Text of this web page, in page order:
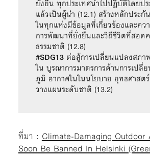
ยั่งยืน ทุกประเทศนำไปปฏิบัติโดยป
แล้วเป็นผู้นำ (12.1) สร้างหลักประกั
ในทุกแห่งมีข้อมูลที่เกี่ยวข้องและคว
การพัฒนาที่ยั่งยืนและวิถีชีวิตที่สอด
#SDG13 ต่อสู้การเปลี่ยนแปลงสภา
ใน บูรณาการมาตรการด้านการเปลี่
ภูมิ อากาศในในนโยบาย ยุทธศาสต
วางแผนระดับชาติ (13.2)
ที่มา :Climate-Damaging
Soon Be Banned In Helsinki